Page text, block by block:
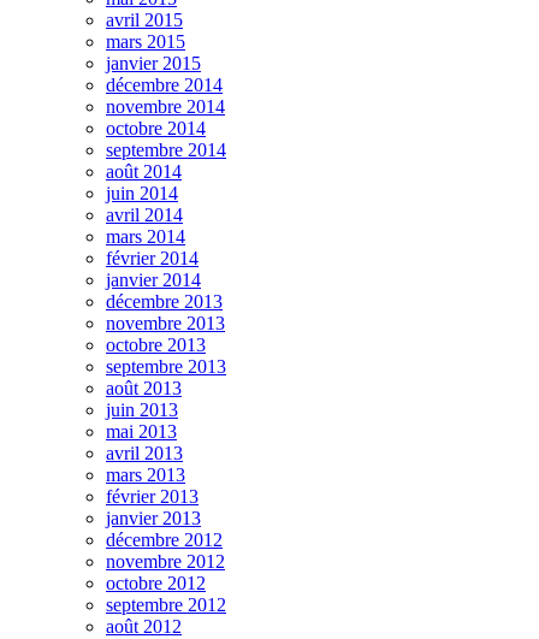
avril 2015
mars 2015
janvier 2015
décembre 2014
novembre 2014
octobre 2014
septembre 2014
août 2014
juin 2014
avril 2014
mars 2014
février 2014
janvier 2014
décembre 2013
novembre 2013
octobre 2013
septembre 2013
août 2013
juin 2013
mai 2013
avril 2013
mars 2013
février 2013
janvier 2013
décembre 2012
novembre 2012
octobre 2012
septembre 2012
août 2012